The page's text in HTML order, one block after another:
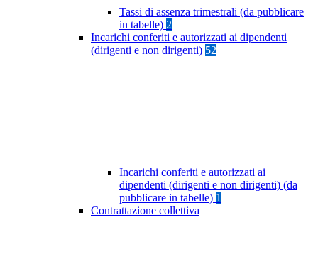
Tassi di assenza trimestrali (da pubblicare
in tabelle) 2
Incarichi conferiti e autorizzati ai dipendenti
(dirigenti e non dirigenti) 52
Incarichi conferiti e autorizzati ai
dipendenti (dirigenti e non dirigenti) (da
pubblicare in tabelle) 1
Contrattazione collettiva